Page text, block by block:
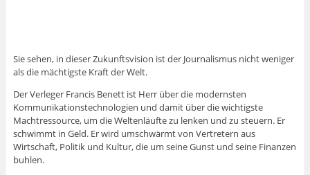
Sie sehen, in dieser Zukunftsvision ist der Journalismus nicht weniger
als die mächtigste Kraft der Welt.
Der Verleger Francis Benett ist Herr über die modernsten
Kommunikationstechnologien und damit über die wichtigste
Machtressource, um die Weltenläufte zu lenken und zu steuern. Er
schwimmt in Geld. Er wird umschwärmt von Vertretern aus
Wirtschaft, Politik und Kultur, die um seine Gunst und seine Finanzen
buhlen.